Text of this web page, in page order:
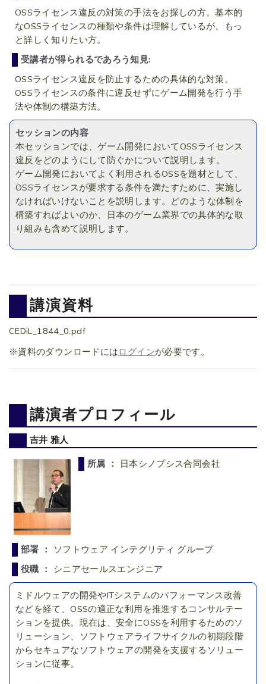
OSSライセンス違反の対策の手法をお探しの方。基本的
なOSSライセンスの種類や条件は理解しているが、もっ
と詳しく知りたい方。
受講者が得られるであろう知見:
OSSライセンス違反を防止するための具体的な対策。
OSSライセンスの条件に違反せずにゲーム開発を行う手
法や体制の構築方法。
セッションの内容
本セッションでは、ゲーム開発においてOSSライセンス
違反をどのようにして防ぐかについて説明します。
ゲーム開発においてよく利用されるOSSを題材として、
OSSライセンスが要求する条件を満たすために、実施し
なければいけないことを説明します。どのような体制を
構築すればよいのか、日本のゲーム業界での具体的な取
り組みも含めて説明します。
講演資料
CEDiL_1844_0.pdf
※資料のダウンロードには ログインが必要です。
講演者プロフィール
吉井 雅人
所属 ：
日本シノプシス合同会社
部署 ：
ソフトウェア インテグリティ グループ
役職 ： シニアセールスエンジニア
ミドルウェアの開発やITシステムのパフォーマンス改善
などを経て、OSSの適正な利用を推進するコンサルテー
ションを提供。現在は、安全にOSSを利用するためのソ
リューション、ソフトウェアライフサイクルの初期段階
からセキュアなソフトウェアの開発を支援するソリュー
ションに従事。